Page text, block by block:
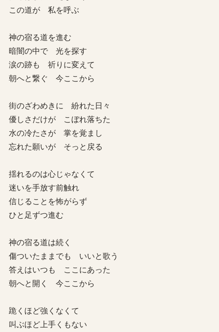
この道が 私を呼ぶ
神の宿る道を進む
暗闇の中で 光を探す
涙の跡も 祈りに変えて
朝へと繋ぐ 今ここから
街のざわめきに 紛れた日々
優しさだけが こぼれ落ちた
水の冷たさが 掌を覚まし
忘れた願いが そっと戻る
揺れるのは心じゃなくて
迷いを手放す前触れ
信じることを怖がらず
ひと足ずつ進む
神の宿る道は続く
傷ついたままでも いいと歌う
答えはいつも ここにあった
朝へと開く 今ここから
跪くほど強くなくて
叫ぶほど上手くもない